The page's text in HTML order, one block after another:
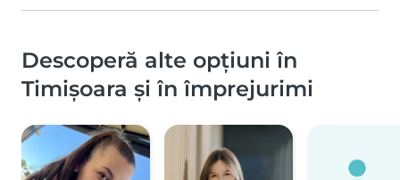
Descoperă alte opțiuni în
Timișoara și în împrejurimi